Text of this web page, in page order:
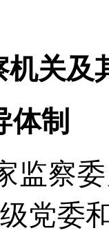
关及
制
委
党委